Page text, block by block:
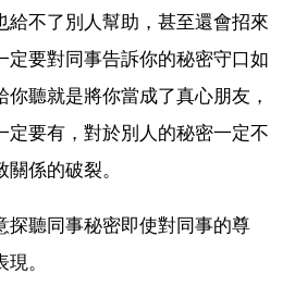
給不了別人幫助，甚至還會招來
定要對同事告訴你的秘密守口如
聽就是將你當成了真心朋友，
定要有，對於別人的秘密一定不
係的破裂。
探聽同事秘密即使對同事的尊
。